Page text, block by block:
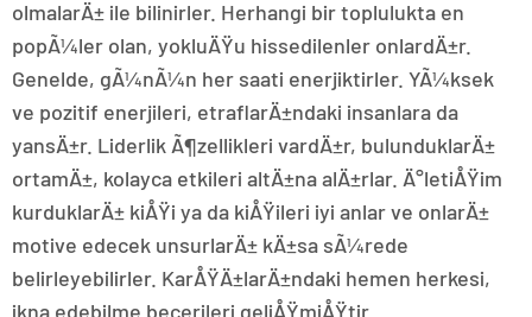
olmalarÄ± ile bilinirler. Herhangi bir toplulukta en
popÃ¼ler olan, yokluÄŸu hissedilenler onlardÄ±r.
Genelde, gÃ¼nÃ¼n her saati enerjiktirler. YÃ¼ksek
ve pozitif enerjileri, etraflarÄ±ndaki insanlara da
yansÄ±r. Liderlik Ã¶zellikleri vardÄ±r, bulunduklarÄ±
ortamÄ±, kolayca etkileri altÄ±na alÄ±rlar. Ä°letiÅŸim
kurduklarÄ± kiÅŸi ya da kiÅŸileri iyi anlar ve onlarÄ±
motive edecek unsurlarÄ± kÄ±sa sÃ¼rede
belirleyebilirler. KarÅŸÄ±larÄ±ndaki hemen herkesi,
ikna edebilme becerileri geliÅŸmiÅŸtir.